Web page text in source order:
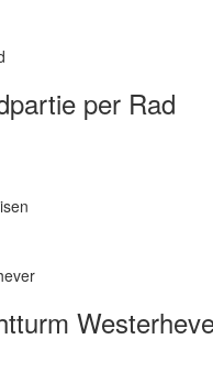
per Rad